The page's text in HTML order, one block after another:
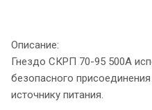
Описание:
Гнездо СКРП 70-95 500А
безопасного
источнику питания.